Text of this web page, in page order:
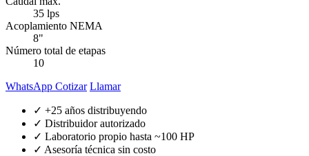
35 lps
Acoplamiento NEMA
8"
Número total de etapas
10
WhatsApp Cotizar Llamar
✓ +25 años distribuyendo
✓ Distribuidor autorizado
✓ Laboratorio propio hasta ~100 HP
✓ Asesoría técnica sin costo